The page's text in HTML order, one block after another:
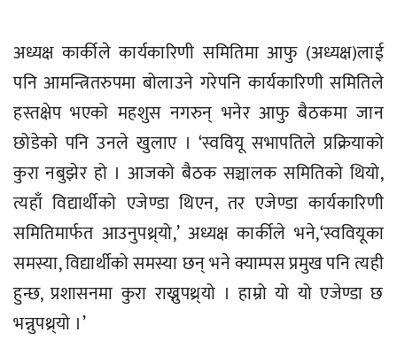
अध्यक्ष कार्कीले कार्यकारिणी समितिमा आफु (अध्यक्ष)लाई
पनि आमन्त्रितरुपमा बोलाउने गरेपनि कार्यकारिणी समितिले
हस्तक्षेप भएको महशुस नगरुन् भनेर आफु बैठकमा जान
छोडेको पनि उनले खुलाए । ‘स्ववियू सभापतिले प्रक्रियाको
कुरा नबुझेर हो । आजको बैठक सञ्चालक समितिको थियो,
त्यहाँ विद्यार्थीको एजेण्डा थिएन, तर एजेण्डा कार्यकारिणी
समितिमार्फत आउनुपथ्र्यो,’ अध्यक्ष कार्कीले भने,‘स्ववियूका
समस्या, विद्यार्थीको समस्या छन् भने क्याम्पस प्रमुख पनि त्यही
हुन्छ, प्रशासनमा कुरा राख्नुपथ्र्यो । हाम्रो यो यो एजेण्डा छ
भन्नुपथ्र्यो ।’